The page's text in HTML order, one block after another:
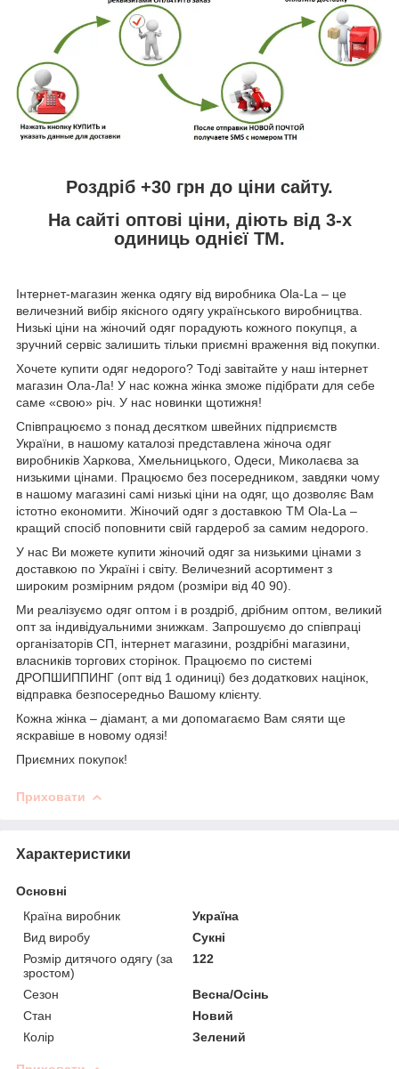
Роздріб +30 грн до ціни сайту.
На сайті оптові ціни, діють від 3-х
одиниць однієї ТМ.
Інтернет-магазин женка одягу від виробника Ola-La – це
величезний вибір якісного одягу українського виробництва.
Низькі ціни на жіночий одяг порадують кожного покупця, а
зручний сервіс залишить тільки приємні враження від покупки.
Хочете купити одяг недорого? Тоді завітайте у наш інтернет
магазин Ола-Ла! У нас кожна жінка зможе підібрати для себе
саме «свою» річ. У нас новинки щотижня!
Співпрацюємо з понад десятком швейних підприємств
України, в нашому каталозі представлена жіноча одяг
виробників Харкова, Хмельницького, Одеси, Миколаєва за
низькими цінами. Працюємо без посередником, завдяки чому
в нашому магазині самі низькі ціни на одяг, що дозволяє Вам
істотно економити. Жіночий одяг з доставкою TM Ola-La –
кращий спосіб поповнити свій гардероб за самим недорого.
У нас Ви можете купити жіночий одяг за низькими цінами з
доставкою по Україні і світу. Величезний асортимент з
широким розмірним рядом (розміри від 40 90).
Ми реалізуємо одяг оптом і в роздріб, дрібним оптом, великий
опт за індивідуальними знижкам. Запрошуємо до співпраці
організаторів СП, інтернет магазини, роздрібні магазини,
власників торгових сторінок. Працюємо по системі
ДРОПШИППИНГ (опт від 1 одиниці) без додаткових націнок,
відправка безпосередньо Вашому клієнту.
Кожна жінка – діамант, а ми допомагаємо Вам сяяти ще
яскравіше в новому одязі!
Приємних покупок!
Приховати
Характеристики
Основні
Країна виробник
Україна
Вид виробу
Сукні
Розмір дитячого одягу (за
зростом)
122
Сезон
Весна/Осінь
Стан
Новий
Колір
Зелений